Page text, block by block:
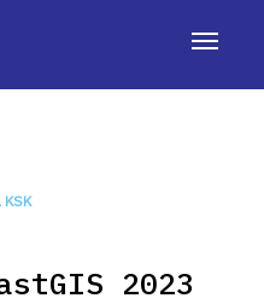
APLIKÁCIEČLÁNKY
KSK
2023